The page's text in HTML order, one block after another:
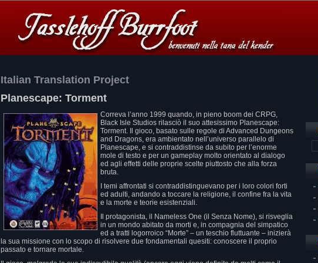
Italian Translation Project
Planescape: Torment
Correva l’anno 1999 quando, in pieno boom dei CRPG,
Black Isle Studios rilasciò il suo attesissimo Planescape:
Torment. Il gioco, basato sulle regole di Advanced Dungeons
and Dragons, era ambientato nell’universo parallelo di
Planescape, e si contraddistinse da subito per l’enorme
mole di testo e per un gameplay molto orientato al dialogo
ed agli effetti delle proprie scelte piuttosto che alla forza
bruta.
I temi affrontati si contraddistinguevano per i loro colori forti
ed adulti, andando a toccare la religione, il confine fra la vita
e la morte e teorie esistenziali.
Il protagonista, il Nameless One (il Senza Nome), si risveglia
in un mondo abitato da morti e, in compagnia del simpatico
ed a tratti logorroico “Morte” – un teschio fluttuante – inizierà
la sua missione con lo scopo di risolvere due fondamentali quesiti: conoscere il proprio
passato e tornare mortale.